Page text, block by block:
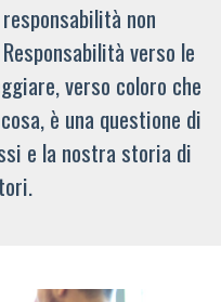
non
verso le
verso coloro che
è una questione di
e la nostra storia di